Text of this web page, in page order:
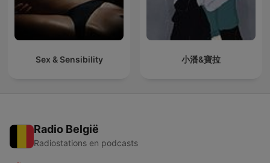
Sex & Sensibility 小潘&寶拉
Radio België
Radiostations en podcasts